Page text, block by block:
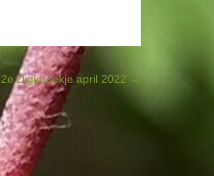
2e Digi-boekje april 2022 →